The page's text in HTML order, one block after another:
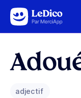
Aller au contenu
adjectif